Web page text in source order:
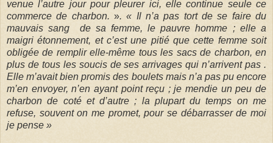
venue l’autre jour pour pleurer ici, elle continue seule ce
commerce de charbon. ». « Il n’a pas tort de se faire du
mauvais sang
de sa femme, le pauvre homme ; elle a
maigri étonnement, et c’est une pitié que cette femme soit
obligée de remplir elle-même tous les sacs de charbon, en
plus de tous les soucis de ses arrivages qui n’arrivent pas .
Elle m’avait bien promis des boulets mais n’a pas pu encore
m’en envoyer, n’en ayant point reçu ; je mendie un peu de
charbon de coté et d’autre ; la plupart du temps on me
refuse, souvent on me promet, pour se débarrasser de moi
je pense »